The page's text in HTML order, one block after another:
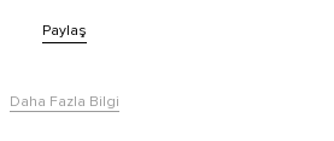
Paylaş
Daha Fazla Bilgi